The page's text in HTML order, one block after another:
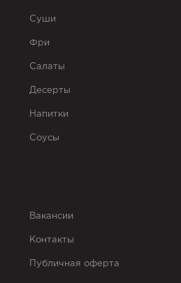
Суши
Фри
Cалаты
Десерты
Напитки
Соусы
Вакансии
Контакты
Публичная оферта